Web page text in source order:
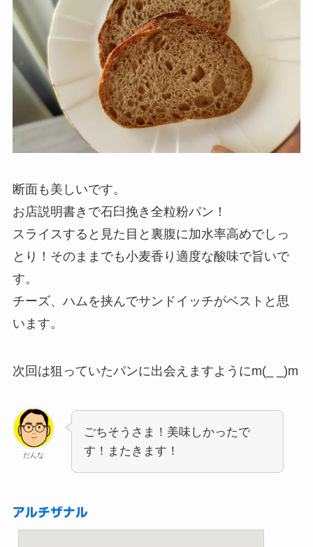
断面も美しいです。
お店説明書きで石臼挽き全粒粉パン！
スライスすると見た目と裏腹に加水率高めでしっ
とり！そのままでも小麦香り適度な酸味で旨いで
す。
チーズ、ハムを挟んでサンドイッチがベストと思
います。
次回は狙っていたパンに出会えますようにm(_ _)m
だんな
ごちそうさま！美味しかったで
す！またきます！
アルチザナル